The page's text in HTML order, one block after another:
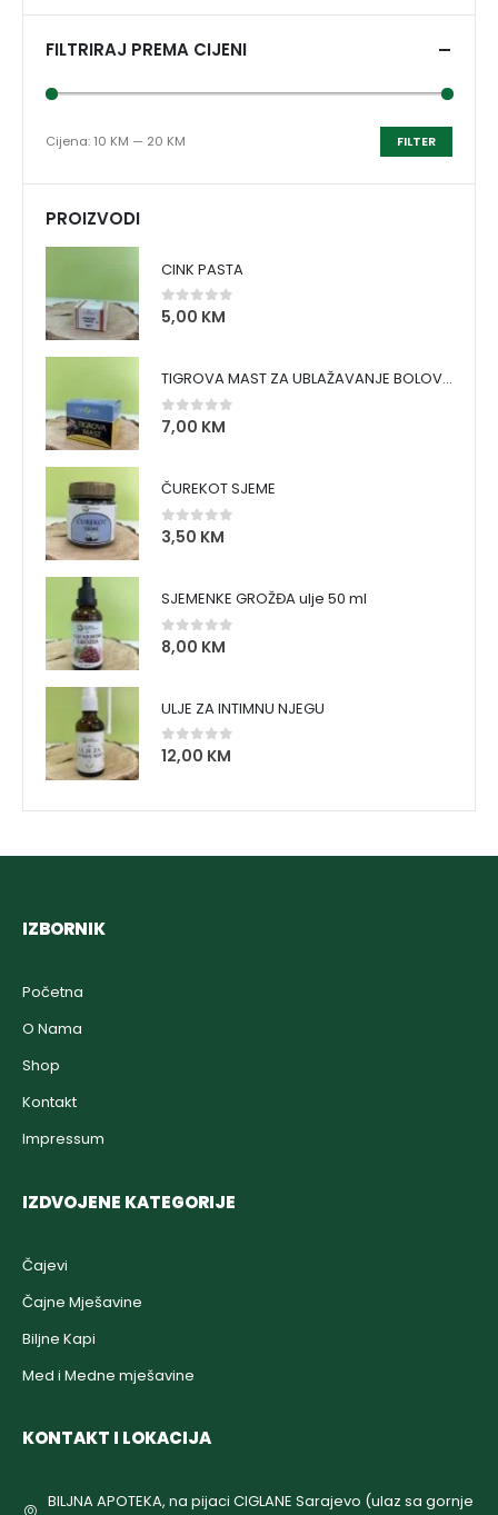
FILTRIRAJ PREMA CIJENI
FILTER
Cijena: 10 KM — 20 KM
PROIZVODI
CINK PASTA
0 out of 5
5,00 KM
TIGROVA MAST ZA UBLAŽAVANJE BOLOVA I ZAGRIJAVANJE MIŠIĆA
0 out of 5
7,00 KM
ČUREKOT SJEME
0 out of 5
3,50 KM
SJEMENKE GROŽĐA ulje 50 ml
0 out of 5
8,00 KM
ULJE ZA INTIMNU NJEGU
0out of 5
12,00 KM
IZBORNIK
Početna
O Nama
Shop
Kontakt
Impressum
IZDVOJENE KATEGORIJE
Čajevi
Čajne Mješavine
Biljne Kapi
Med i Medne mješavine
KONTAKT I LOKACIJA
BILJNA APOTEKA, na pijaci CIGLANE Sarajevo (ulaz sa gornje